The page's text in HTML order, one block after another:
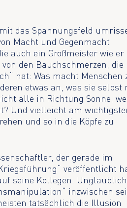
das Spannungsfeld
Macht und Gegenmacht
auch ein Großmeister wie er
den Bauchschmerzen, die
hat: Was macht Menschen
etwas an, was sie selbst
alle in Richtung Sonne,
Und vielleicht am
und so in die Köpfe zu
der gerade im
veröffentlicht
seine Kollegen. Unglaublich,
inzwischen
tatsächlich die Illusion